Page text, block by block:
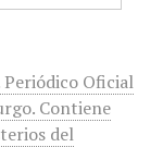
Oficial
Contiene
del